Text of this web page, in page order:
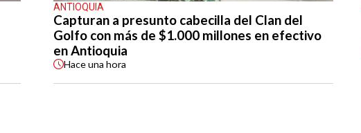
ANTIOQUIA
Capturan a presunto cabecilla del Clan del
Golfo con más de $1.000 millones en efectivo
en Antioquia
Haceuna hora